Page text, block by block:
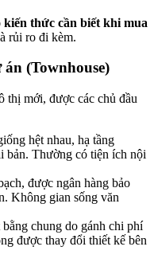
kiến thức cần biết khi mua
rủi ro đi kèm.
(Townhouse)
thị mới, được các chủ đầu
hệt nhau, hạ tầng
bản. Thường có tiện ích nội
được ngân hàng bảo
Không gian sống văn
chung do gánh chi phí
được thay đổi thiết kế bên